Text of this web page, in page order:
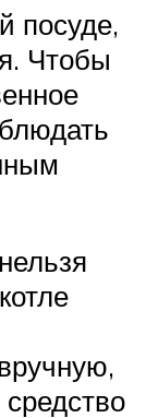
посуде,
Чтобы